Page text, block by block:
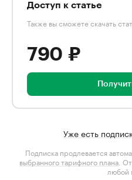
Доступ к статье
Также вы сможете скачать
790 ₽
Уже есть
Подписка продлевается
выбранного тарифного плана .
любой